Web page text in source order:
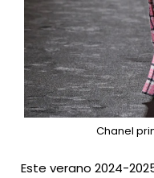
Chanel
Este verano 2024-